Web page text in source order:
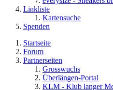
Linkliste
Kartensuche
Spenden
Startseite
Forum
Partnerseiten
Grosswuchs
Überlängen-Portal
KLM - Klub langer